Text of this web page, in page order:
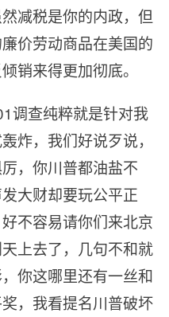
减税是你的内政，但
价劳动商品在美国的
销来得更加彻底。
调查纯粹就是针对我
炸，我们好说歹说，
，你川普都油盐不
大财却要玩公平正
不容易请你们来北京
上去了，几句不和就
你这哪里还有一丝和
，我看提名川普破坏